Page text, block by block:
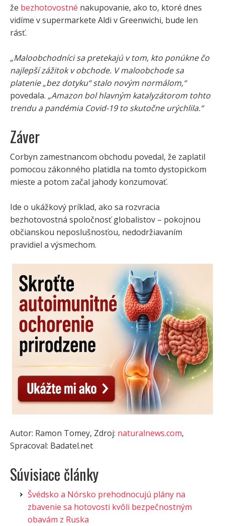
že bezhotovostné nakupovanie, ako to, ktoré dnes
vidíme v supermarkete Aldi v Greenwichi, bude len
rásť.
„Maloobchodníci sa pretekajú v tom, kto ponúkne čo
najlepší zážitok v obchode. V maloobchode sa
platenie „bez dotyku“ stalo novým normálom,“
povedala. „Amazon bol hlavným katalyzátorom tohto
trendu a pandémia Covid-19 to skutočne urýchlila.“
Záver
Corbyn zamestnancom obchodu povedal, že zaplatil
pomocou zákonného platidla na tomto dystopickom
mieste a potom začal jahody konzumovať.
Ide o ukážkový príklad, ako sa rozvracia
bezhotovostná spoločnosť globalistov – pokojnou
občianskou neposlušnosťou, nedodržiavaním
pravidiel a výsmechom.
Autor: Ramon Tomey, Zdroj: naturalnews.com,
Spracoval: Badatel.net
Súvisiace články
Švédsko a Nórsko prehodnocujú plány na
zbavenie sa hotovosti kvôli bezpečnostným
obavám z Ruska